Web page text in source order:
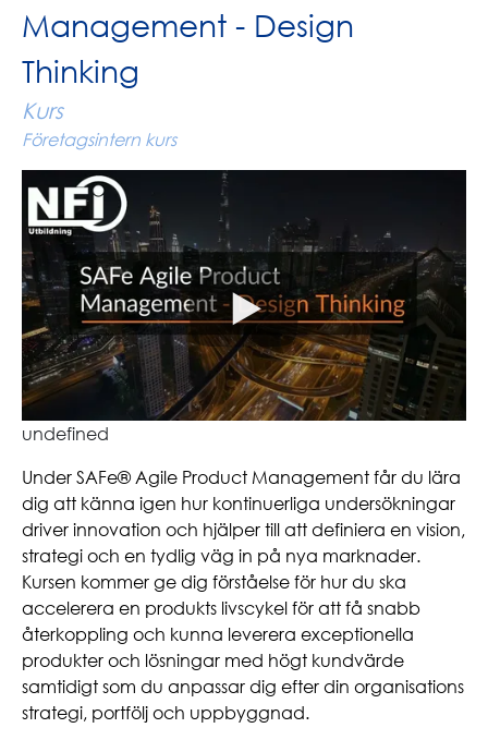
Management - Design
Thinking
Kurs
Företagsintern kurs
undefined
Under SAFe® Agile Product Management får du lära
dig att känna igen hur kontinuerliga undersökningar
driver innovation och hjälper till att definiera en vision,
strategi och en tydlig väg in på nya marknader.
Kursen kommer ge dig förståelse för hur du ska
accelerera en produkts livscykel för att få snabb
återkoppling och kunna leverera exceptionella
produkter och lösningar med högt kundvärde
samtidigt som du anpassar dig efter din organisations
strategi, portfölj och uppbyggnad.